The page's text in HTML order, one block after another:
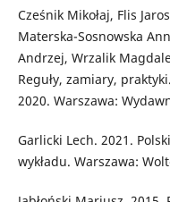
Cześnik Mikołaj, Flis
Materska-Sosnowska
Andrzej, Wrzalik
Reguły, zamiary,
2020. Warszawa:
Garlicki Lech. 2021.
wykładu. Warszawa: